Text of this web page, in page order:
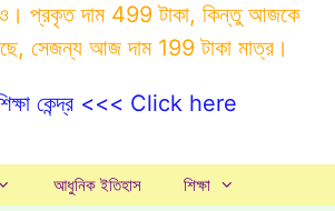
প্রকৃত দাম 499 টাকা, কিন্তু আজকে
সেজন্য আজ দাম 199 টাকা মাত্র।
কেন্দ্র <<< Click here
আধুনিক ইতিহাস শিক্ষা